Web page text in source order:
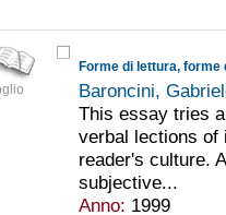
Forme di lettura, forme
Baroncini,
This essay tries
verbal lections of
reader's culture.
subjective...
Anno: 1999